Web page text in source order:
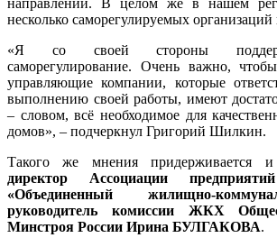
несколько саморегулируемых
«Я со своей стороны
саморегулирование. Очень важно,
управляющие компании, которые
выполнению своей работы, имеют
– словом, всё необходимое для
домов», – подчеркнул Григорий Шилкин.
Такого же мнения придерживается
директор Ассоциации
«Объединенный жилищно-
руководитель комиссии ЖКХ
Минстроя России Ирина БУЛГАКОВА.